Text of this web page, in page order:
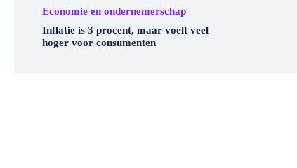
Economie en ondernemerschap
Inflatie is 3 procent, maar voelt veel
hoger voor consumenten